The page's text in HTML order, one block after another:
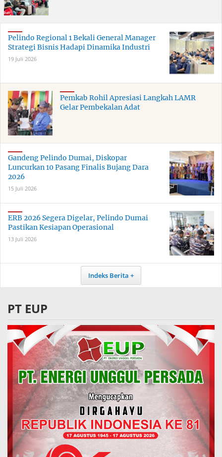
Pelindo Regional 1 Bekali General Manager
Strategi Bisnis Hadapi Dinamika Industri
19 Juli 2026
Pemkab Rohil Apresiasi Langkah LAMR
Gelar Pembekalan Adat
Gandeng Pelindo Dumai, Diskopar
Luncurkan 10 Pasang Finalis Bujang Dara
2026
15 Juli 2026
ERB 2026 Segera Digelar, Pelindo Dumai
Pastikan Kesiapan Operasional
13 Juli 2026
Indeks Berita
PT EUP